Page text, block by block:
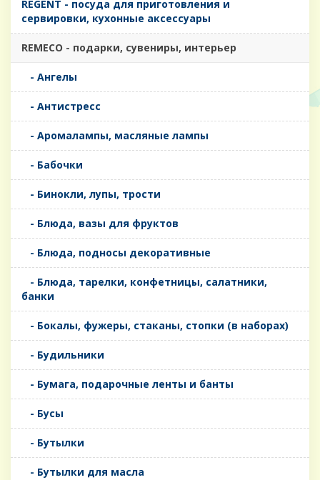
REGENT - посуда для приготовления и
сервировки, кухонные аксессуары
REMECO - подарки, сувениры, интерьер
- Ангелы
- Антистресс
- Аромалампы, масляные лампы
- Бабочки
- Бинокли, лупы, трости
- Блюда, вазы для фруктов
- Блюда, подносы декоративные
- Блюда, тарелки, конфетницы, салатники,
банки
- Бокалы, фужеры, стаканы, стопки (в наборах)
- Будильники
- Бумага, подарочные ленты и банты
- Бусы
- Бутылки
- Бутылки для масла